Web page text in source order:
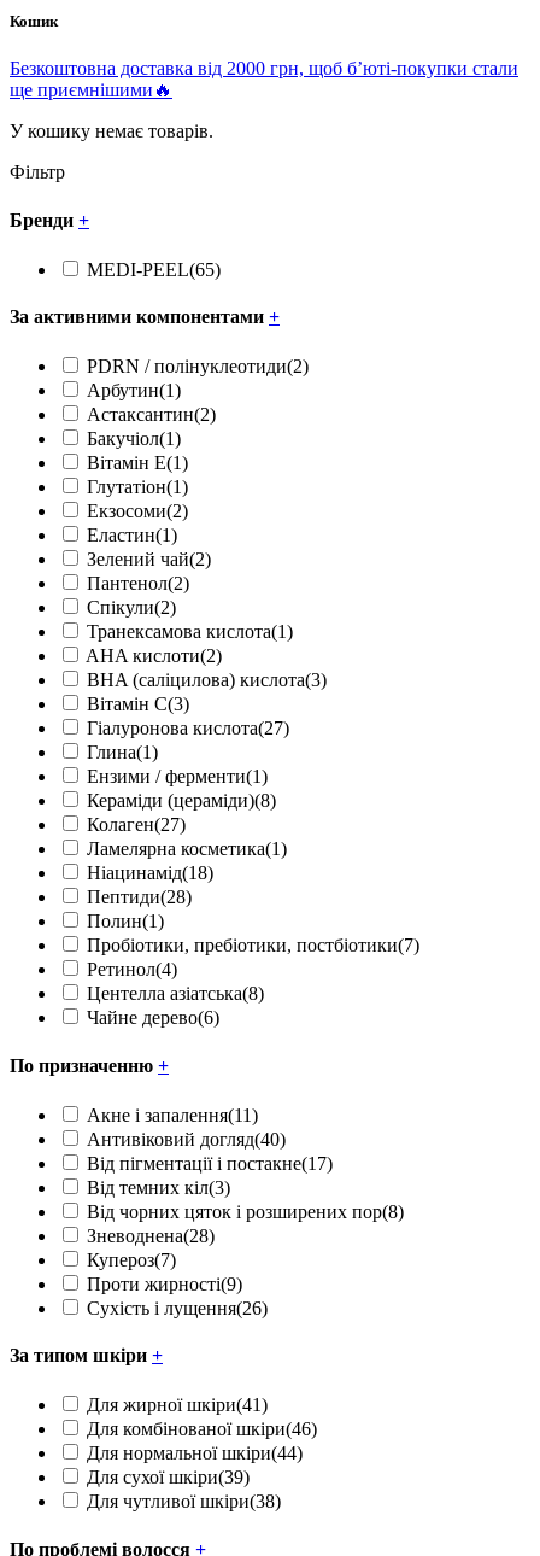
Кошик
Безкоштовна доставка від 2000 грн, щоб б’юті-покупки стали
ще приємнішими🔥
У кошику немає товарів.
Фільтр
Бренди +
MEDI-PEEL(65)
За активними компонентами +
PDRN / полінуклеотиди(2)
Арбутин(1)
Астаксантин(2)
Бакучіол(1)
Вітамін Е(1)
Глутатіон(1)
Екзосоми(2)
Еластин(1)
Зелений чай(2)
Пантенол(2)
Спікули(2)
Транексамова кислота(1)
AHA кислоти(2)
BHA (саліцилова) кислота(3)
Вітамін С(3)
Гіалуронова кислота(27)
Глина(1)
Ензими / ферменти(1)
Кераміди (цераміди)(8)
Колаген(27)
Ламелярна косметика(1)
Ніацинамід(18)
Пептиди(28)
Полин(1)
Пробіотики, пребіотики, постбіотики(7)
Ретинол(4)
Центелла азіатська(8)
Чайне дерево(6)
По призначенню +
Акне і запалення(11)
Антивіковий догляд(40)
Від пігментації і постакне(17)
Від темних кіл(3)
Від чорних цяток і розширених пор(8)
Зневоднена(28)
Купероз(7)
Проти жирності(9)
Сухість і лущення(26)
За типом шкіри +
Для жирної шкіри(41)
Для комбінованої шкіри(46)
Для нормальної шкіри(44)
Для сухої шкіри(39)
Для чутливої шкіри(38)
По проблемі волосся +